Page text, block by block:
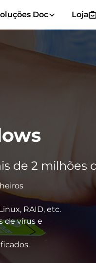
Doc Loja
de 2 milhões
RAID, etc.
de vírus e